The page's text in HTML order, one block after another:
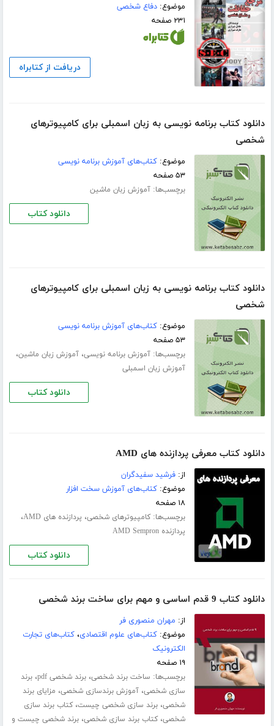
موضوع:دفاع شخصی
۲۳۱ صفحه
دریافت از کتابراه
دانلود کتاب برنامه نویسی به زبان اسمبلی برای کامپیوترهای
شخصی
موضوع:کتاب‌های آموزش برنامه نویسی
۵۳ صفحه
برچسب‌ها:آموزش زبان ماشین
دانلود کتاب
دانلود کتاب برنامه نویسی به زبان اسمبلی برای کامپیوترهای
شخصی
موضوع:کتاب‌های آموزش برنامه نویسی
۵۳ صفحه
برچسب‌ها:آموزش برنامه نویسی،آموزش زبان ماشین،
آموزش زبان اسمبلی
دانلود کتاب
دانلود کتاب معرفی پردازنده های AMD
از:فرشید سفیدگران
موضوع:کتاب‌های آموزش سخت افزار
۱۸ صفحه
برچسب‌ها:کامپیوترهای شخصی، پردازنده های AMD ،
پردازنده AMD Sempron
دانلود کتاب
دانلود کتاب 9 قدم اساسی و مهم برای ساخت برند شخصی
از: مهران منصوری فر
موضوع:کتاب‌های علوم اقتصادی،کتاب‌های تجارت
الکترونیک
۱۹ صفحه
برچسب‌ها: ساخت برند شخصی،برند شخصی pdf ،برند
سازی شخصی،آموزش برندسازی شخصی، مزایای برند
شخصی،برند سازی شخصی چیست،کتاب برند سازی
شخصی،کتاب برند سازی شخصی،برند شخصی چیست و